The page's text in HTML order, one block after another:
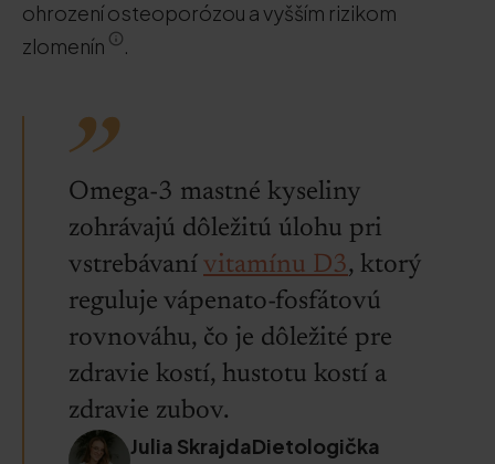
ohrození osteoporózou a vyšším rizikom
zlomenín
.
Omega-3 mastné kyseliny
zohrávajú dôležitú úlohu pri
vstrebávaní vitamínu D3, ktorý
reguluje vápenato-fosfátovú
rovnováhu, čo je dôležité pre
zdravie kostí, hustotu kostí a
zdravie zubov.
Julia SkrajdaDietologička